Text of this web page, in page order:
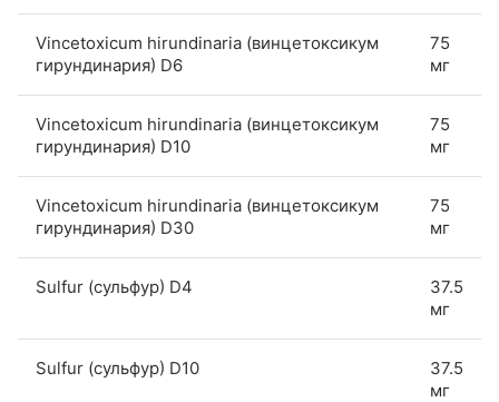
Vincetoxicum hirundinaria (винцетоксикум
гирундинария) D6
75
мг
Vincetoxicum hirundinaria (винцетоксикум
гирундинария) D10
75
мг
Vincetoxicum hirundinaria (винцетоксикум
гирундинария) D30
75
мг
Sulfur (сульфур) D4
37.5
мг
Sulfur (сульфур) D10
37.5
мг